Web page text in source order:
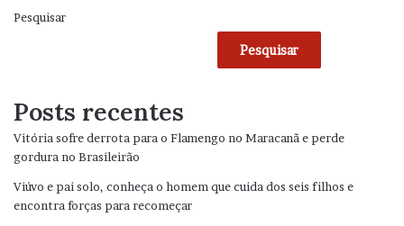
Pesquisar
Pesquisar
Posts recentes
Vitória sofre derrota para o Flamengo no Maracanã e perde
gordura no Brasileirão
Viúvo e pai solo, conheça o homem que cuida dos seis filhos e
encontra forças para recomeçar